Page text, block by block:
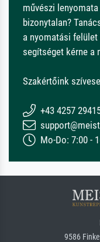
művészi
bizonytalan?
a nyomatási felület
segítséget kérne a
Szakértőink
+43 4257
Mo-Do: 7:00 -
9586